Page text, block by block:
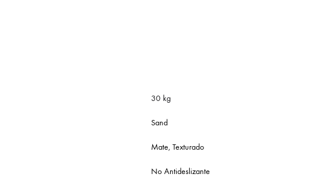
30 kg
Sand
Mate, Texturado
No Antideslizante